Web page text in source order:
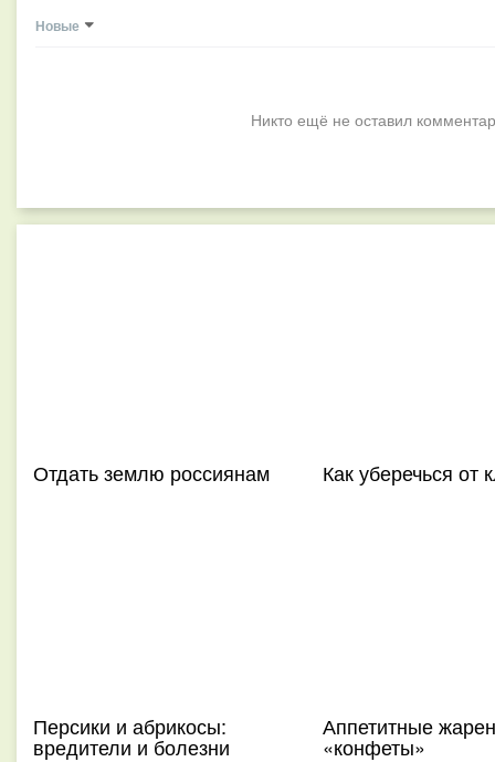
Новые
Никто ещё не оставил
Отдать землю россиянам Как уберечься от
Персики и абрикосы:
вредители и болезни
Аппетитные
«конфеты»